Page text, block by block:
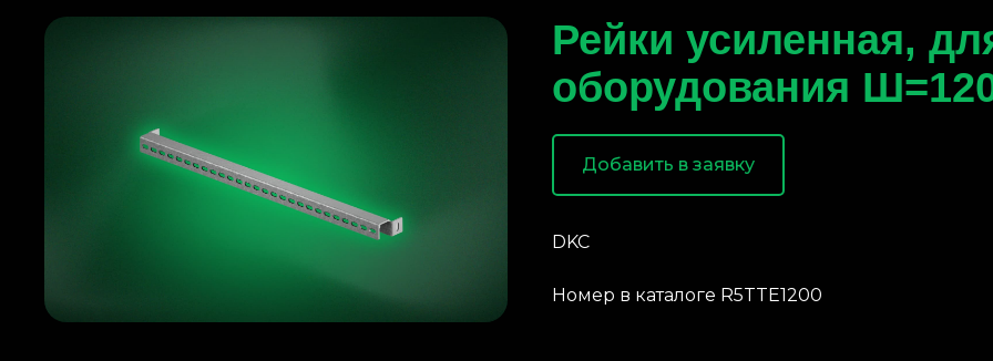
Рейки усиленная,
оборудования
Добавить в заявку
DKC
Номер в каталоге R5TTE1200